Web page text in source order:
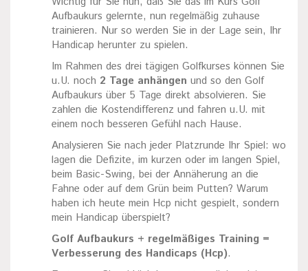
Aufbaukurs gelernte, nun regelmäßig zuhause
trainieren. Nur so werden Sie in der Lage sein, Ihr
Handicap herunter zu spielen.
Im Rahmen des drei tägigen Golfkurses können Sie
u.U. noch 2 Tage anhängen und so den Golf
Aufbaukurs über 5 Tage direkt absolvieren. Sie
zahlen die Kostendifferenz und fahren u.U. mit
einem noch besseren Gefühl nach Hause.
Analysieren Sie nach jeder Platzrunde Ihr Spiel: wo
lagen die Defizite, im kurzen oder im langen Spiel,
beim Basic-Swing, bei der Annäherung an die
Fahne oder auf dem Grün beim Putten? Warum
haben ich heute mein Hcp nicht gespielt, sondern
mein Handicap überspielt?
Golf Aufbaukurs + regelmäßiges Training =
Verbesserung des Handicaps (Hcp).